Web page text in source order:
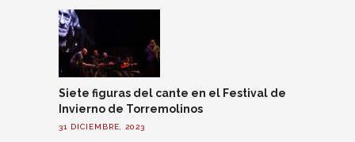
Siete figuras del cante en el Festival de
Invierno de Torremolinos
31 DICIEMBRE, 2023